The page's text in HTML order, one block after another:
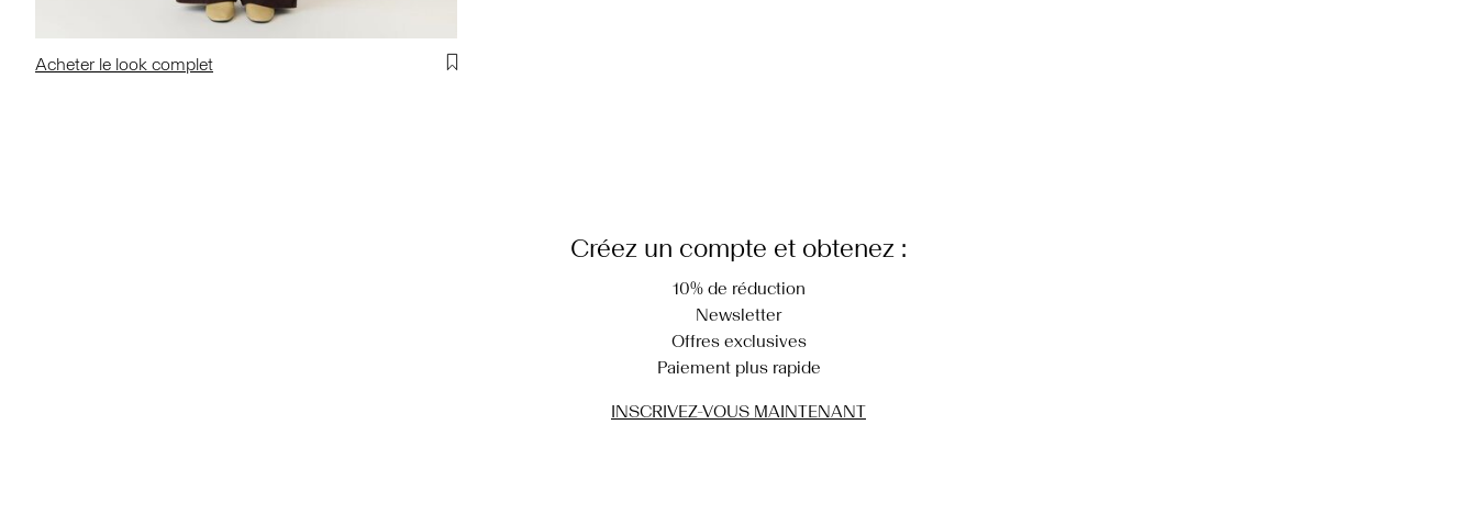
Acheter le look complet
Créez un compte et obtenez :
10% de réduction
Newsletter
Offres exclusives
Paiement plus rapide
INSCRIVEZ-VOUS MAINTENANT